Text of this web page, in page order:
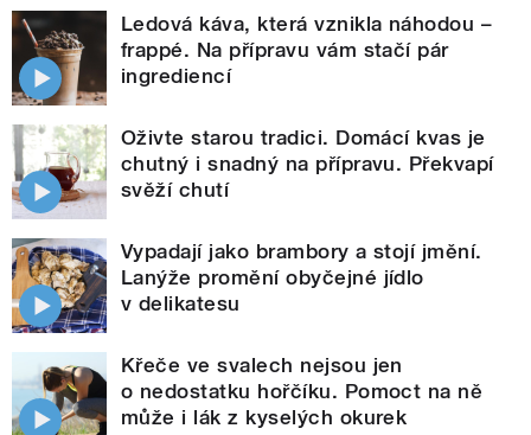
Ledová káva, která vznikla náhodou –
frappé. Na přípravu vám stačí pár
ingrediencí
Oživte starou tradici. Domácí kvas je
chutný i snadný na přípravu. Překvapí
svěží chutí
Vypadají jako brambory a stojí jmění.
Lanýže promění obyčejné jídlo
v delikatesu
Křeče ve svalech nejsou jen
o nedostatku hořčíku. Pomoct na ně
může i lák z kyselých okurek